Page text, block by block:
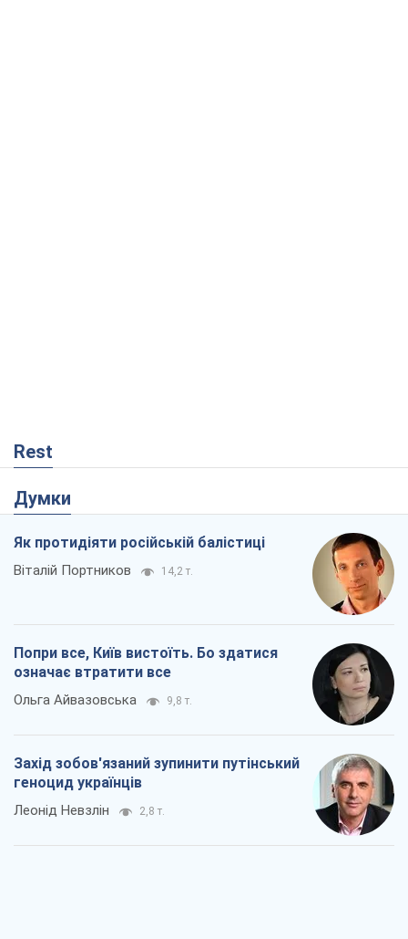
Rest
Думки
Як протидіяти російській балістиці
Віталій Портников 14,2 т.
Попри все, Київ вистоїть. Бо здатися
означає втратити все
Ольга Айвазовська 9,8 т.
Захід зобов'язаний зупинити путінський
геноцид українців
Леонід Невзлін 2,8 т.